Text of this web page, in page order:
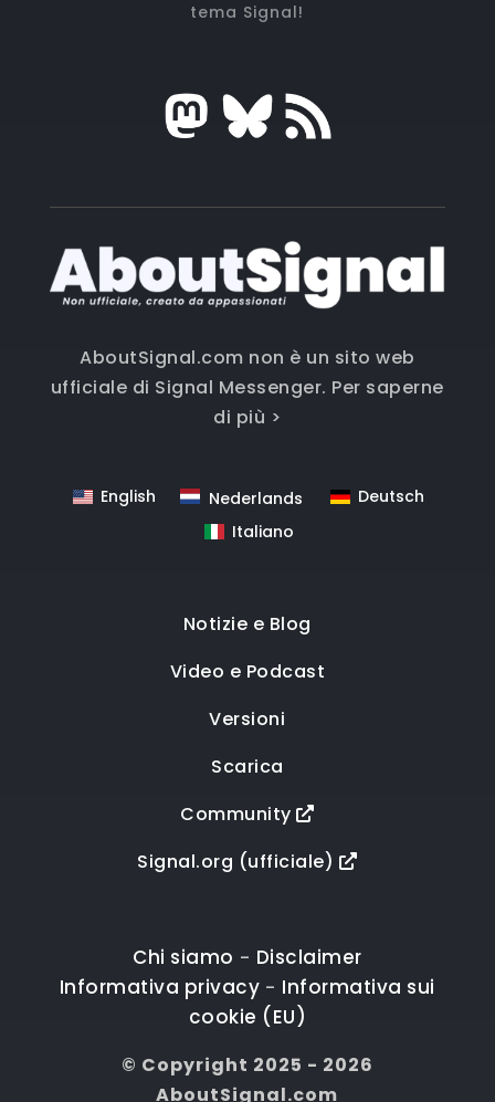
tema Signal!
AboutSignal.com non è un sito web
ufficiale di Signal Messenger. Per saperne
di più >
English Nederlands
Deutsch
Italiano
Notizie e Blog
Video e Podcast
Versioni
Scarica
Community
Signal.org (ufficiale)
Chi siamo - Disclaimer
Informativa privacy - Informativa sui
cookie (EU)
© Copyright 2025 - 2026
AboutSignal.com